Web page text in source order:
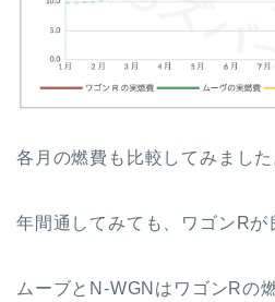
各月の燃費も比較してみました
年間通してみても、ワゴンRが
ムーブとN-WGNはワゴンRの